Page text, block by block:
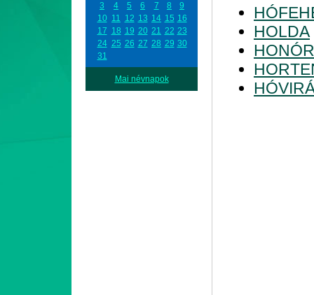
3
4 5 6 7 8
9
10 11 12 13 14 15 16
17 18 19 20 21 22 23
24 25 26 27 28 29 30
31
Mai névnapok
HOLDA